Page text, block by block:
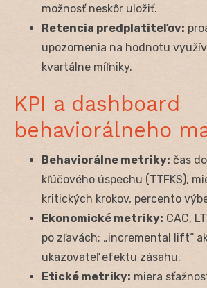
možnosť neskôr uložiť.
Retencia predplatiteľov:
upozornenia na hodnotu
kvartálne míľniky.
KPI a dashboard
behaviorálneho
Behaviorálne metriky: čas
kľúčového úspechu (TTFKS),
kritických krokov, percento
Ekonomické metriky: CAC,
po zľavách; „incremental lift“
ukazovateľ efektu zásahu.
Etické metriky: miera